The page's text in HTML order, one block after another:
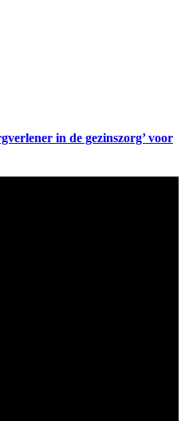
in de gezinszorg’ voor